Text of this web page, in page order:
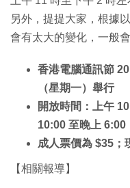
另外，提提大家，根據
會有太大的變化，一般
香港電腦通訊節
（星期一）舉行
開放時間：上午
10:00 至晚上 6:00
成人票價為 $35；
【相關報導】